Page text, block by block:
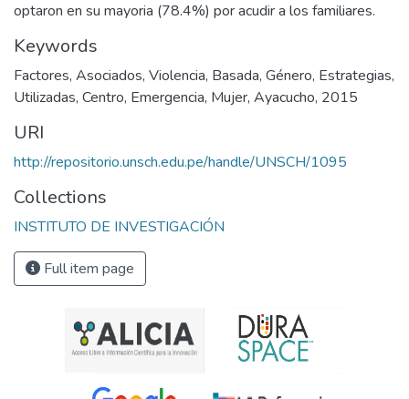
optaron en su mayoria (78.4%) por acudir a los familiares.
Keywords
Factores, Asociados, Violencia, Basada, Género, Estrategias,
Utilizadas, Centro, Emergencia, Mujer, Ayacucho, 2015
URI
http://repositorio.unsch.edu.pe/handle/UNSCH/1095
Collections
INSTITUTO DE INVESTIGACIÓN
Full item page